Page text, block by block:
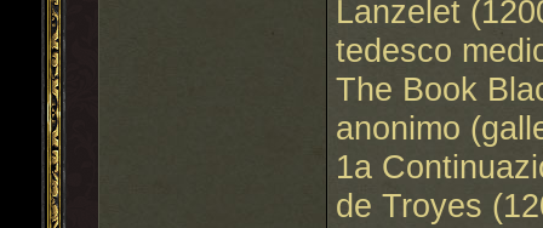
Lanzelet
tedesco
The Book
anonimo
1a
de Troyes